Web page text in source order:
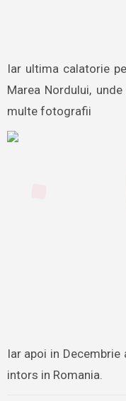
Iar ultima calatorie
Marea Nordului,
multe fotografii
Iar apoi in
intors in Romania.